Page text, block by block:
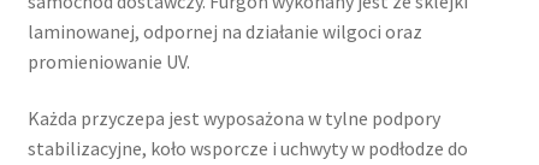
laminowanej, odpornej na działanie wilgoci oraz
promieniowanie UV.
Każda przyczepa jest wyposażona w tylne podpory
stabilizacyjne, koło wsporcze i uchwyty w podłodze do